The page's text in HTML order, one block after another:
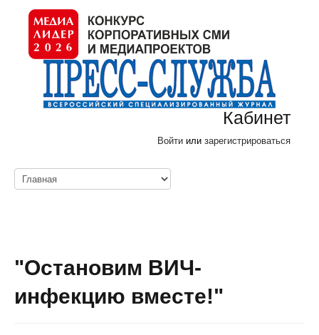
Кабинет
Войти или зарегистрироваться
"Остановим ВИЧ-
инфекцию вместе!"